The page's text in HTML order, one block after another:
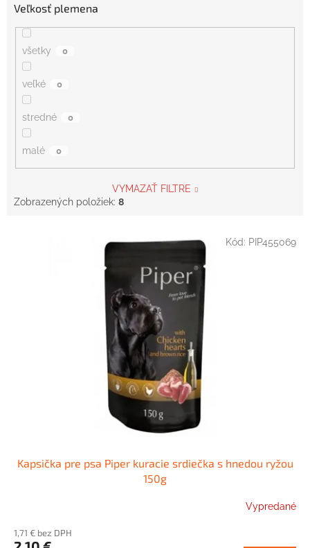
Veľkosť plemena
všetky 0
veľké 0
stredné 0
malé 0
VYMAZAŤ FILTRE
Zobrazených položiek: 8
Kapsička pre psa Piper kuracie srdiečka s hnedou ryžou
150g
Vypredané
1,71 € bez DPH
Kód: PIP455069